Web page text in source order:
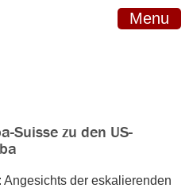
Menu
Suisse zu den US-
Angesichts der eskalierenden